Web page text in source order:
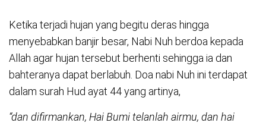
Ketika terjadi hujan yang begitu deras hingga
menyebabkan banjir besar, Nabi Nuh berdoa kepada
Allah agar hujan tersebut berhenti sehingga ia dan
bahteranya dapat berlabuh. Doa nabi Nuh ini terdapat
dalam surah Hud ayat 44 yang artinya,
“dan difirmankan, Hai Bumi telanlah airmu, dan hai